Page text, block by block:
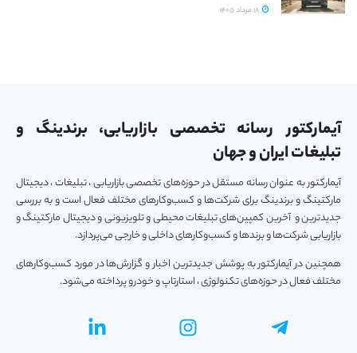
آیمارکتور رسانه تخصصی بازاریابی، برندینگ و
تبلیغات ایران و جهان
آیمارکتور به عنوان رسانه مستقل در حوزه‌های تخصصی بازاریابی ، تبلیغات ، دیجیتال
مارکتینگ و برندینگ برای شرکت‌ها و کسب‌و‌کارهای مختلف فعال است و به بررسی
جدیدترین و آخرین کمپین‌های تبلیغات محیطی و تلویزیونی و دیجیتال مارکتینگ و
بازاریابی شرکت‌ها و برندها و کسب‌و‌کارهای داخلی و خارجی می‌پردازد.
همچنین در آیمارکتور به پوشش جدیدترین اخبار و گزارش‌ها در مورد کسب‌و‎کارهای
مختلف فعال در حوزه‌های تکنولوژی ، استارتاپ و خودرو پرداخته می‌شود.